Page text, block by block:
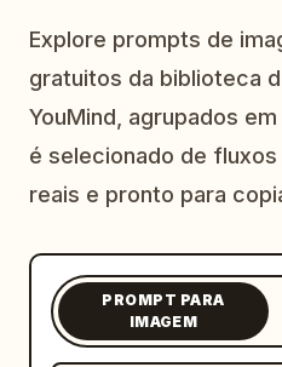
Prompts
Preços
Blog
Explore prompts de
gratuitos da biblioteca
YouMind, agrupados
é selecionado de
reais e pronto para
PROMPT PARA
IMAGEM